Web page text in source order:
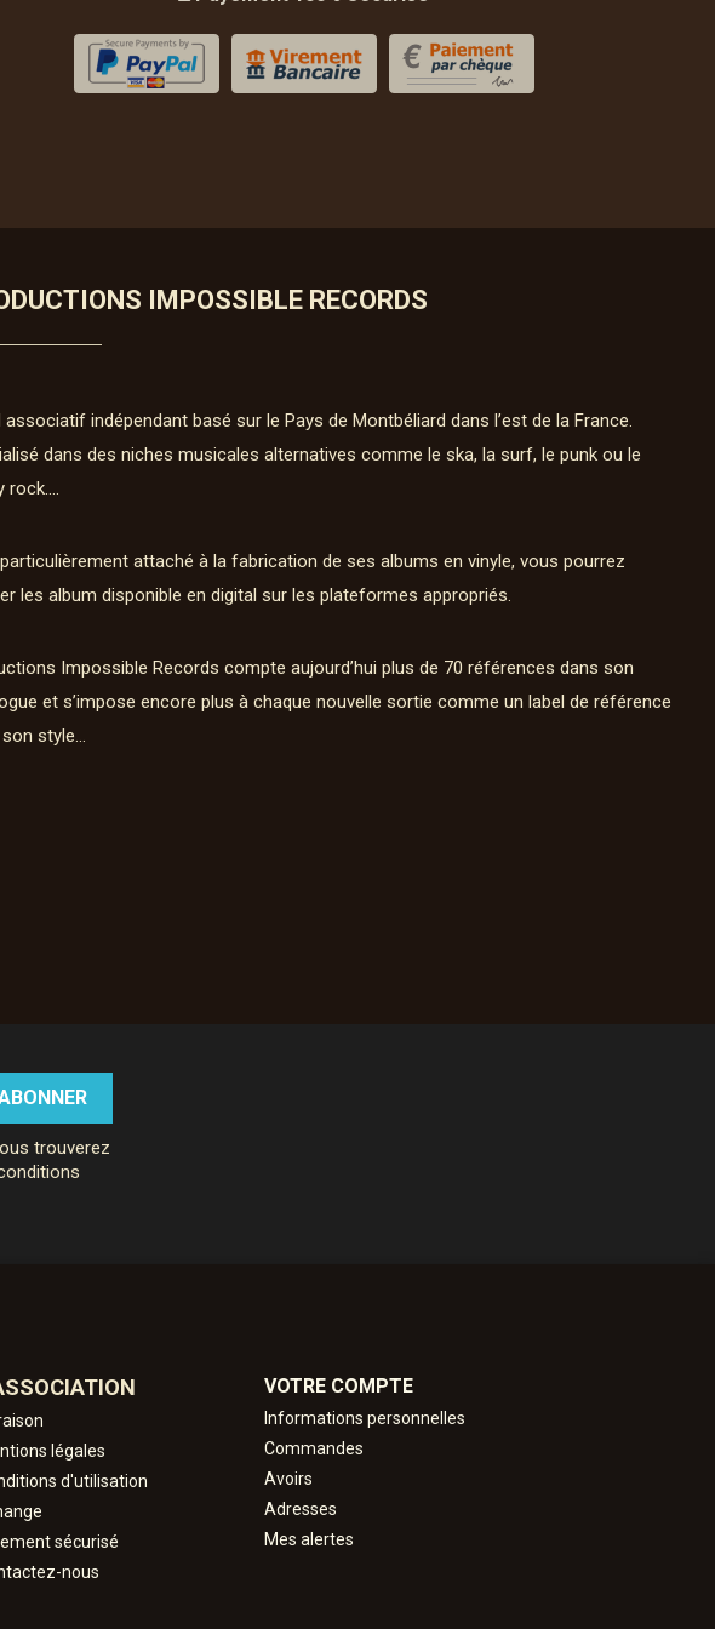
IMPOSSIBLE RECORDS
associatif indépendant basé sur le Pays de Montbéliard dans l’est de la France.
dans des niches musicales alternatives comme le ska, la surf, le punk ou le
rock….
attaché à la fabrication de ses albums en vinyle, vous pourrez
les album disponible en digital sur les plateformes appropriés.
Impossible Records compte aujourd’hui plus de 70 références dans son
et s’impose encore plus à chaque nouvelle sortie comme un label de référence
style…
trouverez
légales
d'utilisation
sécurisé
nous
VOTRE COMPTE
Informations personnelles
Commandes
Avoirs
Adresses
Mes alertes